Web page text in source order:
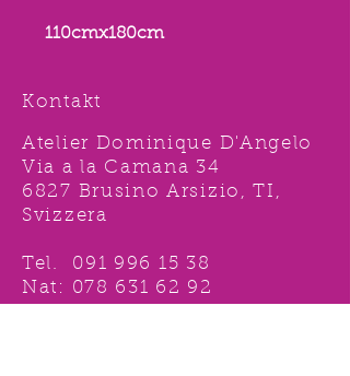
110cmx180cm
Kontakt
Atelier Dominique D'Angelo
Via a la Camana 34
6827 Brusino Arsizio, TI,
Svizzera
Tel. 091 996 15 38
Nat: 078 631 62 92